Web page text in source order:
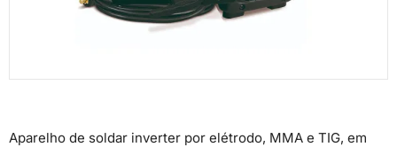
Aparelho de soldar inverter por elétrodo, MMA e TIG, em